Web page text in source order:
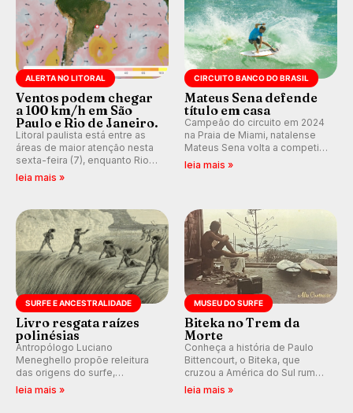
ALERTA NO LITORAL
Ventos podem chegar
a 100 km/h em São
Paulo e Rio de Janeiro.
Litoral paulista está entre as
áreas de maior atenção nesta
sexta-feira (7), enquanto Rio
de Janeiro também recebe
km/h em Itanhaém.
leia mais »
CIRCUITO BANCO DO BRASIL
Mateus Sena defende
título em casa
Campeão do circuito em 2024
na Praia de Miami, natalense
Mateus Sena volta a competir
em casa em busca de manter a
leia mais »
SURFE E ANCESTRALIDADE
Livro resgata raízes
polinésias
Antropólogo Luciano
Meneghello propõe releitura
das origens do surfe,
resgatando a cultura polinésia
leia mais »
MUSEU DO SURFE
Biteka no Trem da
Morte
Conheça a história de Paulo
Bittencourt, o Biteka, que
cruzou a América do Sul rumo
ao Pacífico em uma jornada
leia mais »